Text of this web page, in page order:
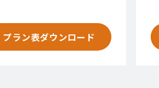
プラン表ダウンロード